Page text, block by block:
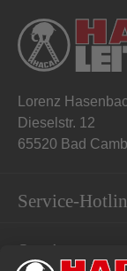
Lorenz
Dieselstr. 12
65520 Bad
Service-
Service